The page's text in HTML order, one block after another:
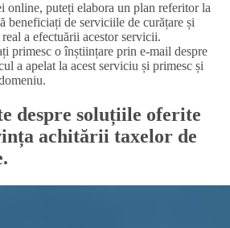
online, puteți elabora un plan referitor la
beneficiați de serviciile de curățare și
a efectuării acestor servicii.
primesc o înștiințare prin e-mail despre
a apelat la acest serviciu și primesc și
despre soluțiile oferite
achitării taxelor de